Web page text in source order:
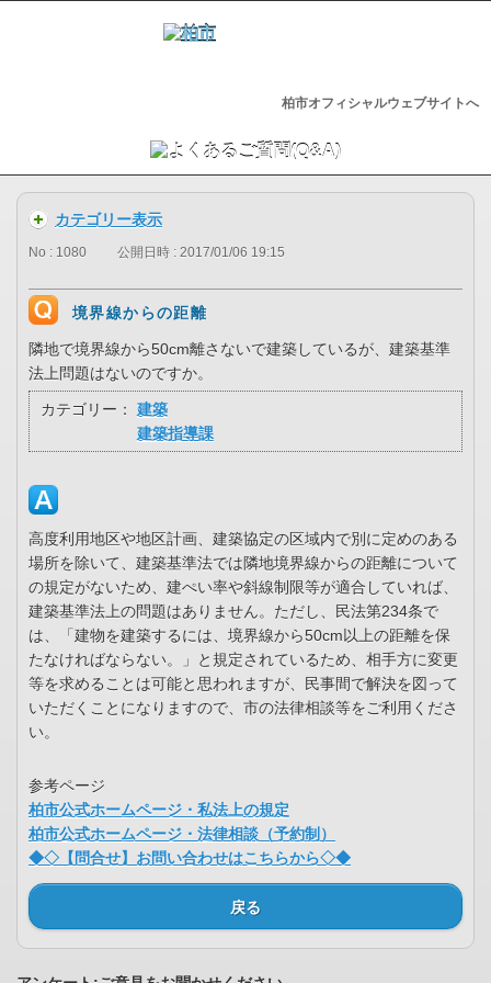
柏市オフィシャルウェブサイトへ
カテゴリー表示
No : 1080 公開日時 : 2017/01/06 19:15
境界線からの距離
隣地で境界線から50cm離さないで建築しているが、建築基準
法上問題はないのですか。
カテゴリー：
建築
建築指導課
高度利用地区や地区計画、建築協定の区域内で別に定めのある
場所を除いて、建築基準法では隣地境界線からの距離について
の規定がないため、建ぺい率や斜線制限等が適合していれば、
建築基準法上の問題はありません。ただし、民法第234条で
は、「建物を建築するには、境界線から50cm以上の距離を保
たなければならない。」と規定されているため、相手方に変更
等を求めることは可能と思われますが、民事間で解決を図って
いただくことになりますので、市の法律相談等をご利用くださ
い。
参考ページ
柏市公式ホームページ・私法上の規定
柏市公式ホームページ・法律相談（予約制）
◆◇【問合せ】お問い合わせはこちらから◇◆
戻る